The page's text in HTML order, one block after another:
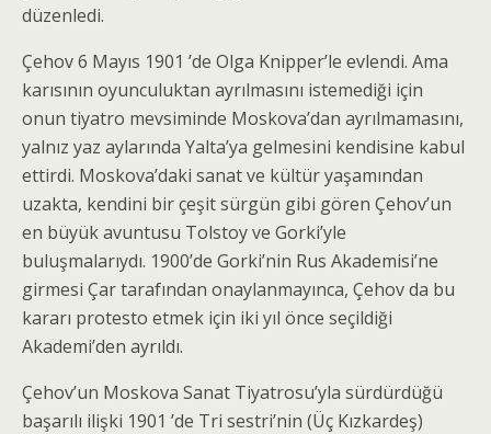
düzenledi.
Çehov 6 Mayıs 1901 ’de Olga Knipper’le evlendi. Ama
karısının oyunculuktan ayrılmasını istemediği için
onun tiyatro mevsiminde Moskova’dan ayrılma­masını,
yalnız yaz aylarında Yalta’ya gelmesini kendi­sine kabul
ettirdi. Moskova’daki sanat ve kültür yaşamından
uzakta, kendini bir çeşit sürgün gibi gören Çehov’un
en büyük avuntusu Tolstoy ve Gorki’yle
buluşmalarıydı. 1900’de Gorki’nin Rus Akademisi’ne
girmesi Çar tarafından onaylanmayınca, Çehov da bu
kararı protesto etmek için iki yıl önce seçildiği
Akademi’den ayrıldı.
Çehov’un Moskova Sanat Tiyatrosu’yla sürdür­düğü
başarılı ilişki 1901 ’de Tri sestri’nin (Üç Kızkardeş)